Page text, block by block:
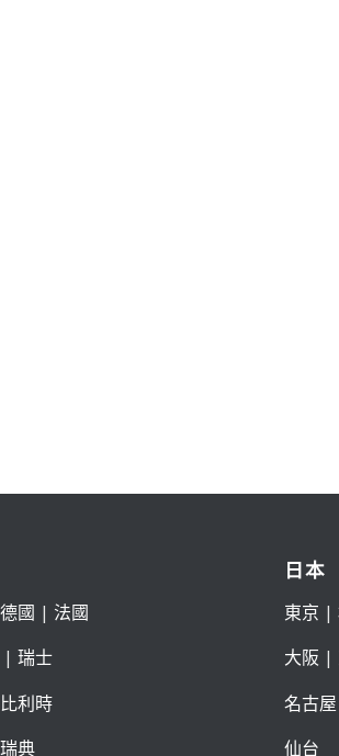
德國 | 法國
| 瑞士
比利時
瑞典
日本
東京 |
大阪 |
名古屋
仙台